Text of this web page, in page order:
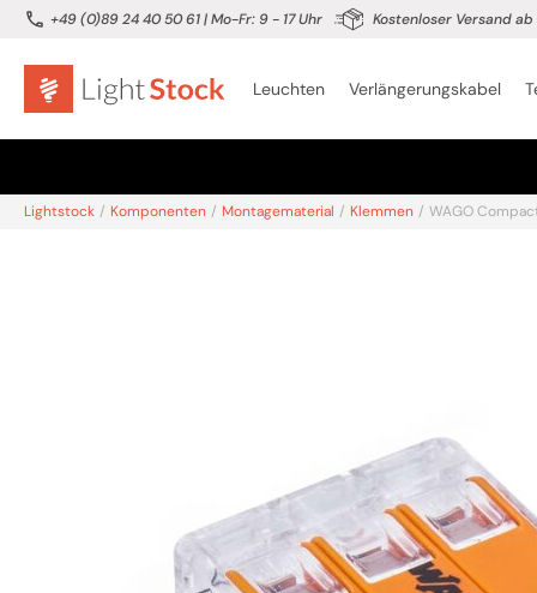
+49 (0)89 24 40 50 61| Mo-Fr: 9 - 17 Uhr Kostenloser Versand
Leuchten Verlängerungskabel
Lightstock / Komponenten / Montagematerial / Klemmen / WAGO